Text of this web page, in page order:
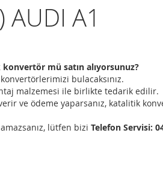
AUDI A1
mü satın alıyorsunuz?
bulacaksınız.
malzemesi ile birlikte tedarik edilir.
ve ödeme yaparsanız, katalitik
lütfen biziTelefon Servisi: